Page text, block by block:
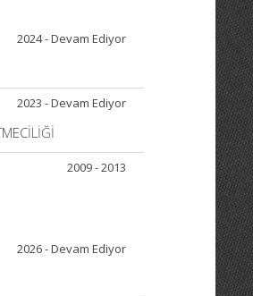
2024 - Devam Ediyor
2023 - Devam Ediyor
2009 - 2013
2026 - Devam Ediyor